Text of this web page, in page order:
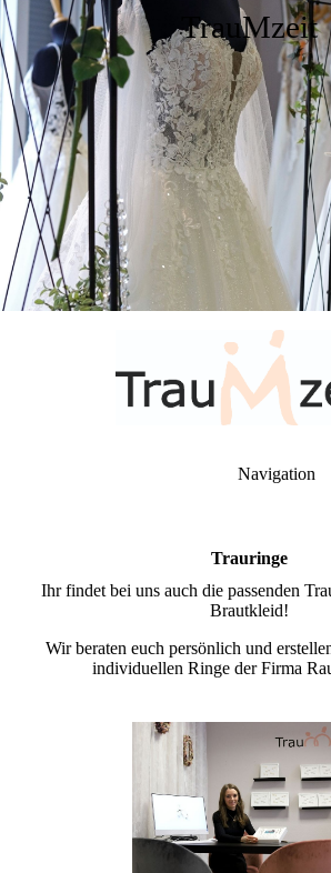
TrauMzeit
Navigation
Trauringe
Ihr findet bei uns auch die passenden
Brautkleid!
Wir beraten euch persönlich und
individuellen Ringe der Firma